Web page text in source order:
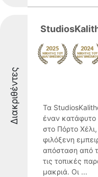
Διακριθέντες
Τα
έναν
στο Πόρτο
φιλόξενη
απόσταση από
τις τοπικές
μακριά. Οι ...